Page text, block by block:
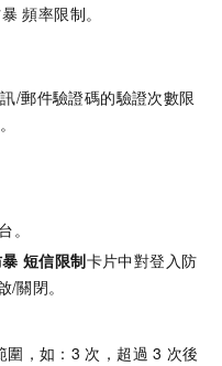
頻率限制。
/郵件驗證碼的驗證次數限
。
短信限制卡片中對登入防
關閉。
圍，如：3 次，超過 3 次後